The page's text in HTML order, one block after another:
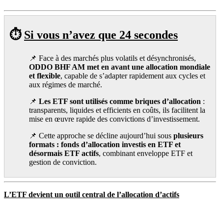
⏱️ Si vous n’avez que 24 secondes
📌 Face à des marchés plus volatils et désynchronisés,
ODDO BHF AM met en avant une allocation mondiale
et flexible, capable de s’adapter rapidement aux cycles et
aux régimes de marché.
📌 Les ETF sont utilisés comme briques d’allocation :
transparents, liquides et efficients en coûts, ils facilitent la
mise en œuvre rapide des convictions d’investissement.
📌 Cette approche se décline aujourd’hui sous plusieurs
formats : fonds d’allocation investis en ETF et
désormais ETF actifs, combinant enveloppe ETF et
gestion de conviction.
L’ETF devient un outil central de l’allocation d’actifs